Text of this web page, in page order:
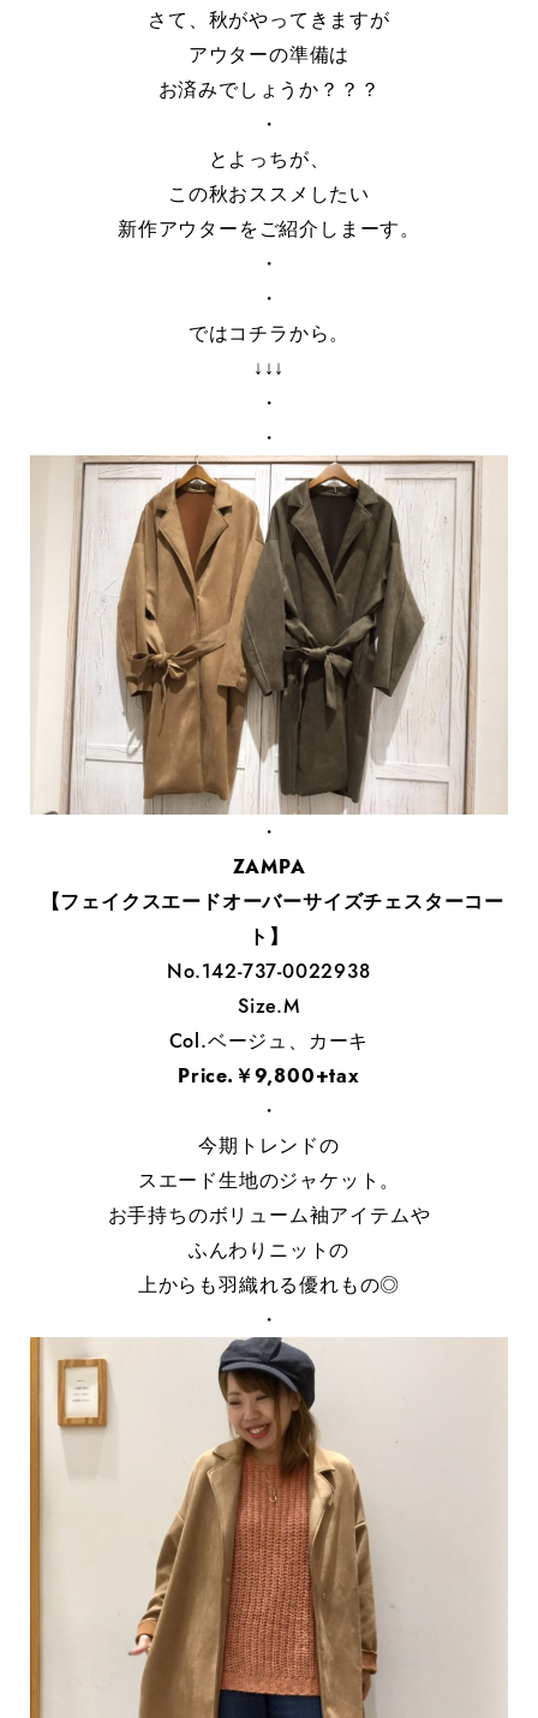
さて、秋がやってきますが
アウターの準備は
お済みでしょうか？？？
・
とよっちが、
この秋おススメしたい
新作アウターをご紹介しまーす。
・
・
ではコチラから。
↓↓↓
・
・
・
ZAMPA
【フェイクスエードオーバーサイズチェスターコー
ト】
No.142-737-0022938
Size.M
Col.ベージュ、カーキ
Price.￥9,800+tax
・
今期トレンドの
スエード生地のジャケット。
お手持ちのボリューム袖アイテムや
ふんわりニットの
上からも羽織れる優れもの◎
・